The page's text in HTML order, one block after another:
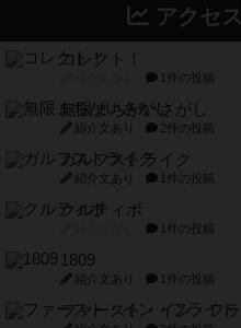
アクセ
コレクト！
1件の投稿
無限まちがいさがし
紹介文あり 2件の投稿
ガルフストライク
紹介文あり 1件の投稿
クルティボ
1件の投稿
1809
紹介文あり 1件の投稿
ファースト・イン・フラ